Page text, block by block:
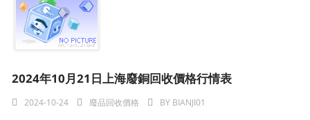
2024年10月21日上海廢銅回收價格行情表
2024-10-24 廢品回收價格 BY BIANJI01